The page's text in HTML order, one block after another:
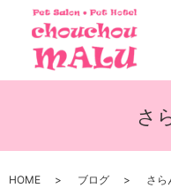
さ
HOME ブログ さら